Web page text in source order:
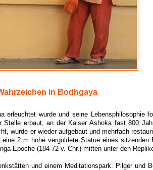
in Bodhgaya
wurde und seine Lebensphilosophie
erbaut, an der Kaiser Ashoka fast 800
wurde er wieder aufgebaut und mehrfach
2 m hohe vergoldete Statue eines sitzenden
Epoche (184-72 v. Chr.) mitten unter den
und einem Meditationspark. Pilger und